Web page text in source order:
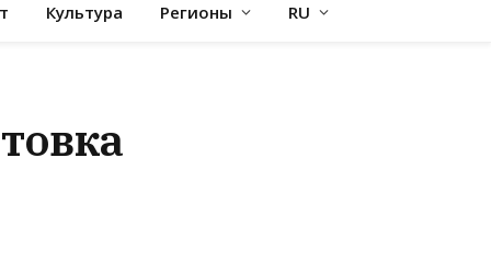
Культура Регионы RU